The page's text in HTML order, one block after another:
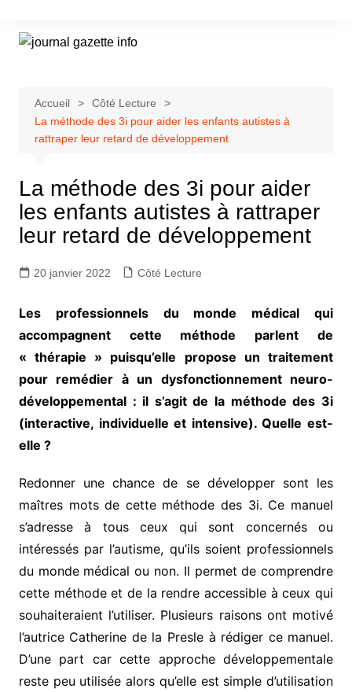
contenu
Accueil
Côté Lecture
La méthode des 3i pour aider les enfants autistes à
rattraper leur retard de développement
La méthode des 3i pour aider
les enfants autistes à rattraper
leur retard de développement
20 janvier 2022 Côté Lecture
Les professionnels du monde médical qui
accompagnent cette méthode parlent de
« thérapie » puisqu’elle propose un traitement
pour remédier à un dysfonctionnement neuro-
développemental : il s’agit de la méthode des 3i
(interactive, individuelle et intensive). Quelle est-
elle ?
Redonner une chance de se développer sont les
maîtres mots de cette méthode des 3i. Ce manuel
s’adresse à tous ceux qui sont concernés ou
intéressés par l’autisme, qu’ils soient professionnels
du monde médical ou non. Il permet de comprendre
cette méthode et de la rendre accessible à ceux qui
souhaiteraient l’utiliser. Plusieurs raisons ont motivé
l’autrice Catherine de la Presle à rédiger ce manuel.
D’une part car cette approche développementale
reste peu utilisée alors qu’elle est simple d’utilisation